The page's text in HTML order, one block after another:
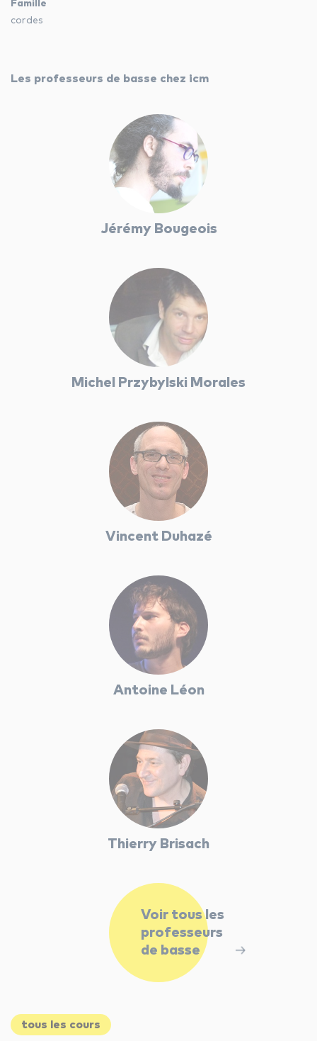
les autres activités d'icm
les métiers d’icm
offres d’emploi
contactez-nous !
youtube
Famille
cordes
Les professeurs de basse chez icm
Jérémy Bougeois
Michel Przybylski Morales
Vincent Duhazé
Antoine Léon
Thierry Brisach
Voir tous les
professeurs
de basse
tous les cours